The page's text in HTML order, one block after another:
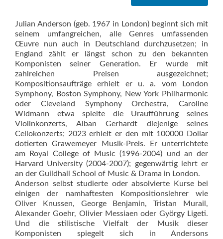
Julian Anderson (geb. 1967 in London) beginnt sich mit
seinem umfangreichen, alle Genres umfassenden
Œuvre nun auch in Deutschland durchzusetzen; in
England zählt er längst schon zu den bekannten
Komponisten seiner Generation. Er wurde mit
zahlreichen Preisen ausgezeichnet;
Kompositionsaufträge erhielt er u. a. vom London
Symphony, Boston Symphony, New York Philharmonic
oder Cleveland Symphony Orchestra, Caroline
Widmann etwa spielte die Uraufführung seines
Violinkonzerts, Alban Gerhardt diejenige seines
Cellokonzerts; 2023 erhielt er den mit 100000 Dollar
dotierten Grawemeyer Musik-Preis. Er unterrichtete
am Royal College of Music (1996-2004) und an der
Harvard University (2004-2007); gegenwärtig lehrt er
an der Guildhall School of Music & Drama in London.
Anderson selbst studierte oder absolvierte Kurse bei
einigen der namhaftesten Kompositionslehrer wie
Oliver Knussen, George Benjamin, Tristan Murail,
Alexander Goehr, Olivier Messiaen oder György Ligeti.
Und die stilistische Vielfalt der Musik dieser
Komponisten spiegelt sich in Andersons